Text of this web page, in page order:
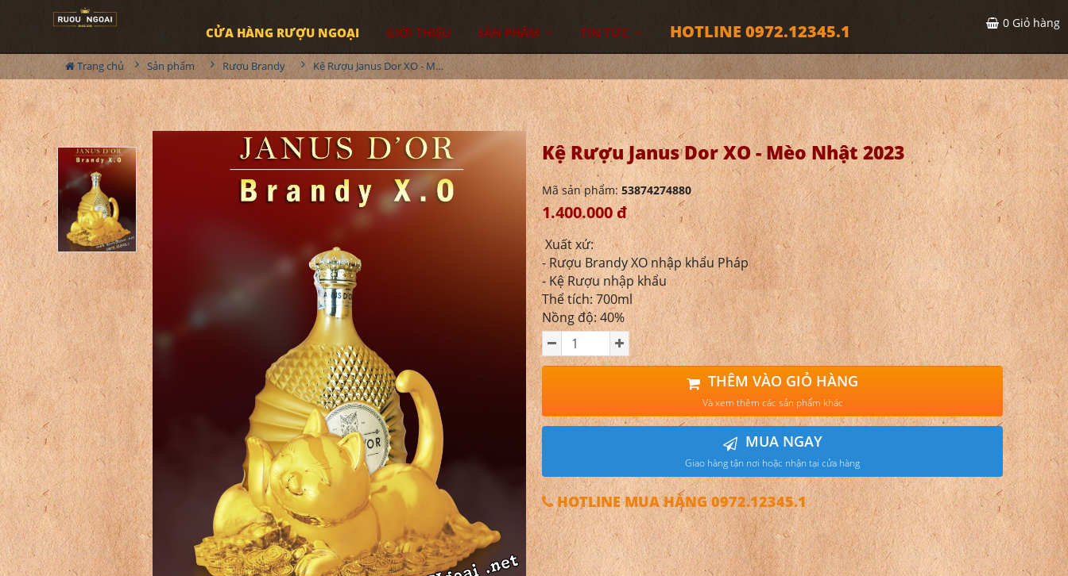
CỬA HÀNG RƯỢU NGOẠI GIỚI THIỆU SẢN PHẨM TIN TỨC HOTLINE 0972.12345.1 0 Giỏ hàng
Trang chủ Sản phẩm Rượu Brandy Kệ Rượu Janus Dor XO - Mèo Nhật 2023
Kệ Rượu Janus Dor XO - Mèo Nhật 2023
Mã sản phẩm:53874274880
1.400.000 đ
Xuất xứ:
- Rượu Brandy XO nhập khẩu Pháp
- Kệ Rượu nhập khẩu
Thể tích: 700ml
Nồng độ: 40%
THÊM VÀO GIỎ HÀNG
Và xem thêm các sản phẩm khác
MUA NGAY
Giao hàng tận nơi hoặc nhận tại cửa hàng
HOTLINE MUA HÀNG 0972.12345.1